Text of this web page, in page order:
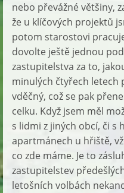
nebo převážné většiny,
že u klíčových projektů
potom starostovi
dovolte ještě jednou
zastupitelstva za to,
minulých čtyřech letech
vděčný, což se pak
celku. Když jsem měl
s lidmi z jiných obcí, či s
apartmánech u hřiště,
co zde máme. Je to
zastupitelstev
letošních volbách